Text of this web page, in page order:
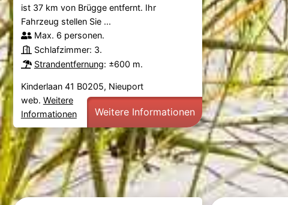
ist 37 km von Brügge entfernt. Ihr
Fahrzeug stellen Sie ...
Max. 6 personen.
Schlafzimmer: 3.
Strandentfernung: ±600 m.
Kinderlaan 41 B0205, Nieuport
web. Weitere
Informationen
Weitere Informationen